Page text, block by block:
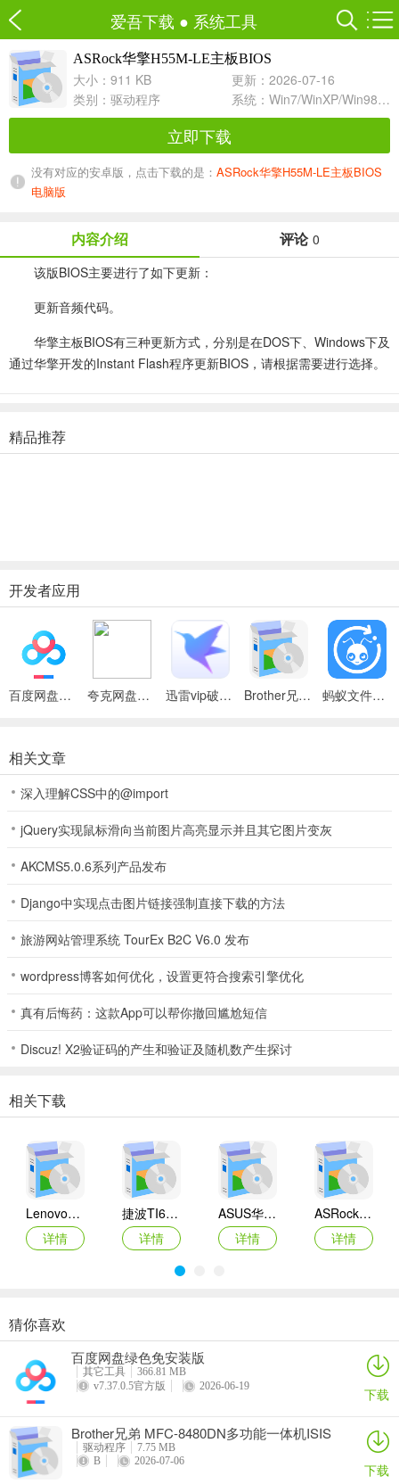
爱吾下载 ● 系统工具
ASRock华擎H55M-LE主板BIOS
1.80 For Instant Flash
大小：911 KB
更新：2026-07-16
类别： 驱动程序 系统：Win7/WinXP/Win98/Win8/Win10兼容软件
立即下载
没有对应的安卓版，点击下载的是： ASRock华擎H55M-LE主板BIOS
电脑版
内容介绍 评论 0
该版BIOS主要进行了如下更新：
更新音频代码。
华擎主板BIOS有三种更新方式，分别是在DOS下、Windows下及
通过华擎开发的Instant Flash程序更新BIOS，请根据需要进行选择。
精品推荐
开发者应用
百度网盘绿色免安装Pc电脑版 夸克网盘官方正式版 迅雷vip破解版永久会员2024版 Brother兄弟 MFC-8480DN多功能一体机ISIS驱动 蚂蚁文件（数据恢复大师）
相关文章
深入理解CSS中的@import
jQuery实现鼠标滑向当前图片高亮显示并且其它图片变灰
AKCMS5.0.6系列产品发布
Django中实现点击图片链接强制直接下载的方法
旅游网站管理系统 TourEx B2C V6.0 发布
wordpress博客如何优化，设置更符合搜索引擎优化
真有后悔药：这款App可以帮你撤回尴尬短信
Discuz! X2验证码的产生和验证及随机数产生探讨
相关下载
Lenovo联想 Ideapad Z465/Z565系列笔记本 声卡驱动
详情
捷波TI61AG-A主板BIOS
详情
ASUS华硕F1A55-M LX3 R2.0主板BIOS
详情
ASRock华擎IMB-A160主板BIOS
详情
奥睿科PAS3062-2E/PAS3062-2S/PAS3064-2S2E系列扩展卡驱动
详情
Canon佳能 PowerShot A310 WIA驱动
详情
AMD Mobility Radeon HD 2000/HD 3000/HD 4000/HD 5000系列移动显卡催化剂驱动
映泰Hi-Fi H77S 5.x主板BIOS
猜你喜欢
百度网盘绿色免安装版
其它工具
366.81 MB
v7.37.0.5官方版
2026-06-19 下载
Brother兄弟 MFC-8480DN多功能一体机ISIS
驱动
驱动程序
7.75 MB
B
2026-07-06 下载